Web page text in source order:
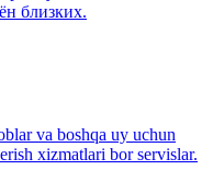
близких.
va boshqa uy uchun
xizmatlari bor servislar.